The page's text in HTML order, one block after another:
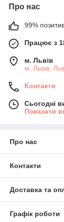
Про нас
99%
Працює з
м. Львів
м. Львів,
Контакти
Сьогодні
Показати
Про нас
Контакти
Доставка та
Графік роботи